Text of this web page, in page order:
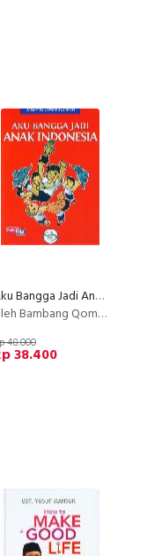
Aku Bangga Jadi Anak Indonesia
Bambang Qomruzzman
48.000
38.400